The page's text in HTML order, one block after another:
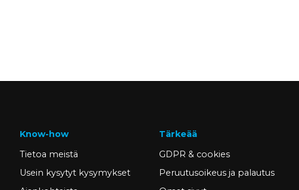
Know-how
Tietoa meistä
Usein kysytyt kysymykset
Tärkeää
GDPR & cookies
Peruutusoikeus ja palautus